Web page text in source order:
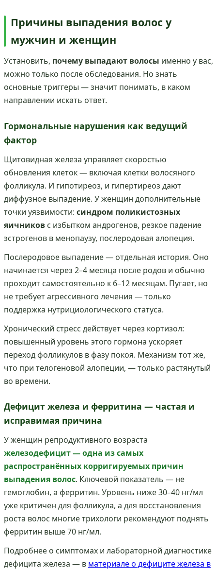
Причины выпадения волос у
мужчин и женщин
Установить, почему выпадают волосы именно у вас,
можно только после обследования. Но знать
основные триггеры — значит понимать, в каком
направлении искать ответ.
Гормональные нарушения как ведущий
фактор
Щитовидная железа управляет скоростью
обновления клеток — включая клетки волосяного
фолликула. И гипотиреоз, и гипертиреоз дают
диффузное выпадение. У женщин дополнительные
точки уязвимости: синдром поликистозных
яичников с избытком андрогенов, резкое падение
эстрогенов в менопаузу, послеродовая алопеция.
Послеродовое выпадение — отдельная история. Оно
начинается через 2–4 месяца после родов и обычно
проходит самостоятельно к 6–12 месяцам. Пугает, но
не требует агрессивного лечения — только
поддержка нутрициологического статуса.
Хронический стресс действует через кортизол:
повышенный уровень этого гормона ускоряет
переход фолликулов в фазу покоя. Механизм тот же,
что при телогеновой алопеции, — только растянутый
во времени.
Дефицит железа и ферритина — частая и
исправимая причина
У женщин репродуктивного возраста
железодефицит — одна из самых
распространённых корригируемых причин
выпадения волос. Ключевой показатель — не
гемоглобин, а ферритин. Уровень ниже 30–40 нг/мл
уже критичен для фолликула, а для восстановления
роста волос многие трихологи рекомендуют поднять
ферритин выше 70 нг/мл.
Подробнее о симптомах и лабораторной диагностике
дефицита железа — в материале о дефиците железа в